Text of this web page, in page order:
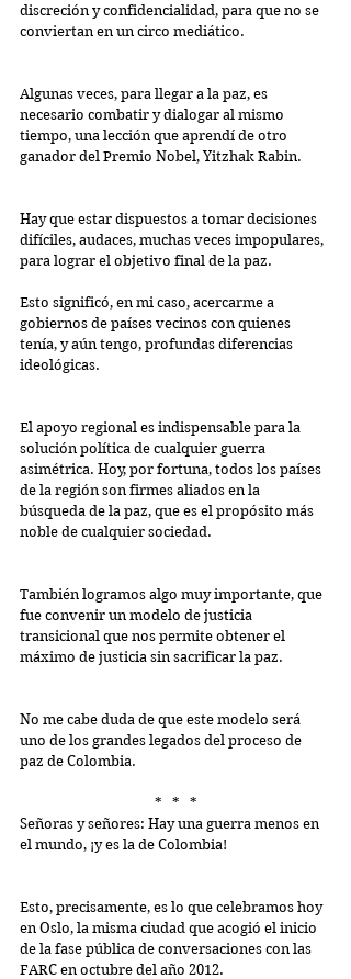
discreción y confidencialidad, para que no se
conviertan en un circo mediático.
Algunas veces, para llegar a la paz, es
necesario combatir y dialogar al mismo
tiempo, una lección que aprendí de otro
ganador del Premio Nobel, Yitzhak Rabin.
Hay que estar dispuestos a tomar decisiones
difíciles, audaces, muchas veces impopulares,
para lograr el objetivo final de la paz.
Esto significó, en mi caso, acercarme a
gobiernos de países vecinos con quienes
tenía, y aún tengo, profundas diferencias
ideológicas.
El apoyo regional es indispensable para la
solución política de cualquier guerra
asimétrica. Hoy, por fortuna, todos los países
de la región son firmes aliados en la
búsqueda de la paz, que es el propósito más
noble de cualquier sociedad.
También logramos algo muy importante, que
fue convenir un modelo de justicia
transicional que nos permite obtener el
máximo de justicia sin sacrificar la paz.
No me cabe duda de que este modelo será
uno de los grandes legados del proceso de
paz de Colombia.
*   *   *
Señoras y señores: Hay una guerra menos en
el mundo, ¡y es la de Colombia!
Esto, precisamente, es lo que celebramos hoy
en Oslo, la misma ciudad que acogió el inicio
de la fase pública de conversaciones con las
FARC en octubre del año 2012.